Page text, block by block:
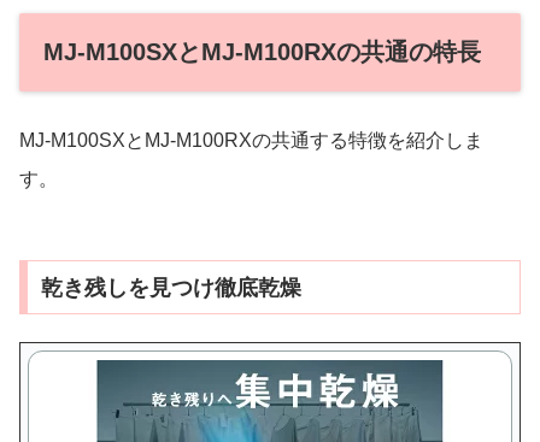
MJ-M100SXとMJ-M100RXの共通の特長
MJ-M100SXとMJ-M100RXの共通する特徴を紹介しま
す。
乾き残しを見つけ徹底乾燥